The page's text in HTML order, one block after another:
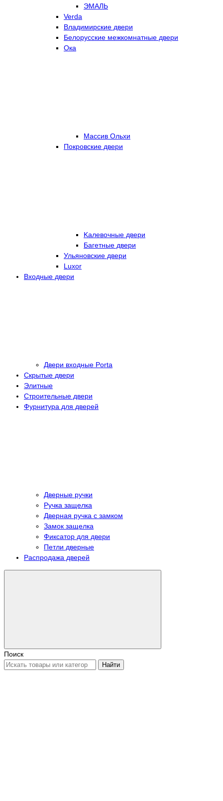
ЭМАЛЬ
Verda
Владимирские двери
Белорусские межкомнатные двери
Ока
Массив Ольхи
Покровские двери
Kалевочные двери
Багетные двери
Ульяновские двери
Luxor
Входные двери
Двери входные Porta
Скрытые двери
Элитные
Строительные двери
Фурнитура для дверей
Дверные ручки
Ручка защелка
Дверная ручка с замком
Замок защелка
Фиксатор для двери
Петли дверные
Распродажа дверей
Поиск
Найти